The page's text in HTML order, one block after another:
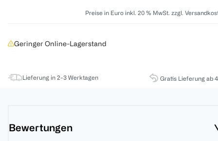
Preise in Euro inkl. 20 % MwSt. zzgl.
Geringer Online-Lagerstand
Lieferung in 2-3 Werktagen Gratis Lieferung ab
Bewertungen